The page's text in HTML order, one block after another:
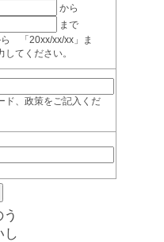
から
まで
「20xx/xx/xx」ま
てください。
ド、政策をご記入くだ
し